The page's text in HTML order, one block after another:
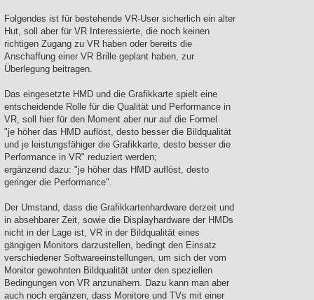
a
Folgendes ist für bestehende VR-User sicherlich ein alter
Hut, soll aber für VR Interessierte, die noch keinen
richtigen Zugang zu VR haben oder bereits die
Anschaffung einer VR Brille geplant haben, zur
Überlegung beitragen.
Das eingesetzte HMD und die Grafikkarte spielt eine
entscheidende Rolle für die Qualität und Performance in
VR, soll hier für den Moment aber nur auf die Formel
"je höher das HMD auflöst, desto besser die Bildqualität
und je leistungsfähiger die Grafikkarte, desto besser die
Performance in VR" reduziert werden;
ergänzend dazu: "je höher das HMD auflöst, desto
geringer die Performance".
Der Umstand, dass die Grafikkartenhardware derzeit und
in absehbarer Zeit, sowie die Displayhardware der HMDs
nicht in der Lage ist, VR in der Bildqualität eines
gängigen Monitors darzustellen, bedingt den Einsatz
verschiedener Softwareeinstellungen, um sich der vom
Monitor gewohnten Bildqualität unter den speziellen
Bedingungen von VR anzunähern. Dazu kann man aber
auch noch ergänzen, dass Monitore und TVs mit einer